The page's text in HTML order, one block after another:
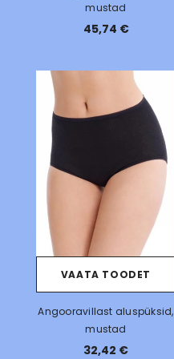
mustad
45,74 €
VAATA TOODET
Angooravillast aluspüksid,
mustad
32,42 €